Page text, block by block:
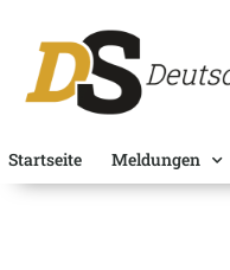
Startseite Meldungen